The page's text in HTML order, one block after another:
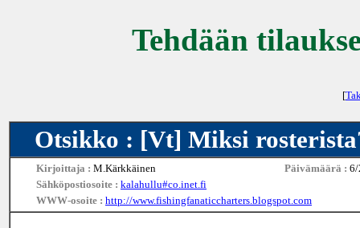
Tehdään
[
Otsikko : [Vt] Miksi
Kirjoittaja : M.Kärkkäinen Päivämäärä : 6/
Sähköpostiosoite : kalahullu#co.inet.fi
WWW-osoite : http://www.fishingfanaticcharters.blogspot.com